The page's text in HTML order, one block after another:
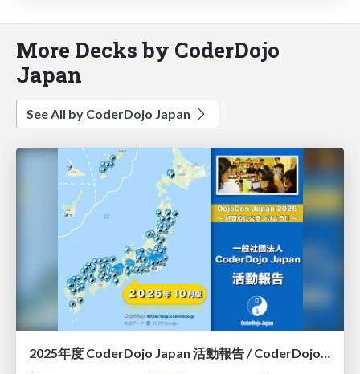
More Decks by CoderDojo
Japan
See All by CoderDojo Japan
2025年度 CoderDojo Japan 活動報告 / CoderDojo Japan in 2025